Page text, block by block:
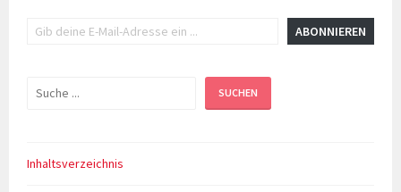
ABONNIEREN
Suchen SUCHEN
Inhaltsverzeichnis